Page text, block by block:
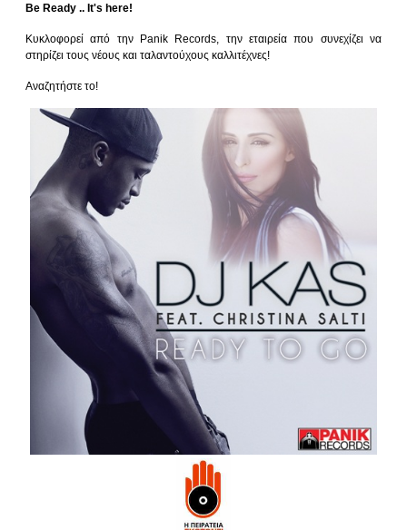
Be Ready .. It's here!
Κυκλοφορεί από την Panik Records, την εταιρεία που συνεχίζει να
στηρίζει τους νέους και ταλαντούχους καλλιτέχνες!
Aναζητήστε το!